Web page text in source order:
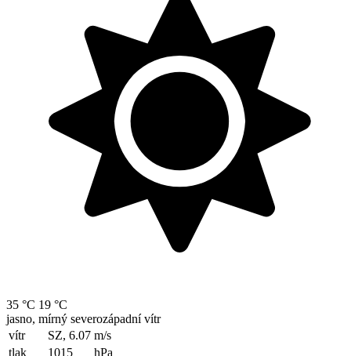
35 °C 19 °C
jasno, mírný severozápadní vítr
vítr
SZ, 6.07 m/s
tlak
1015 hPa